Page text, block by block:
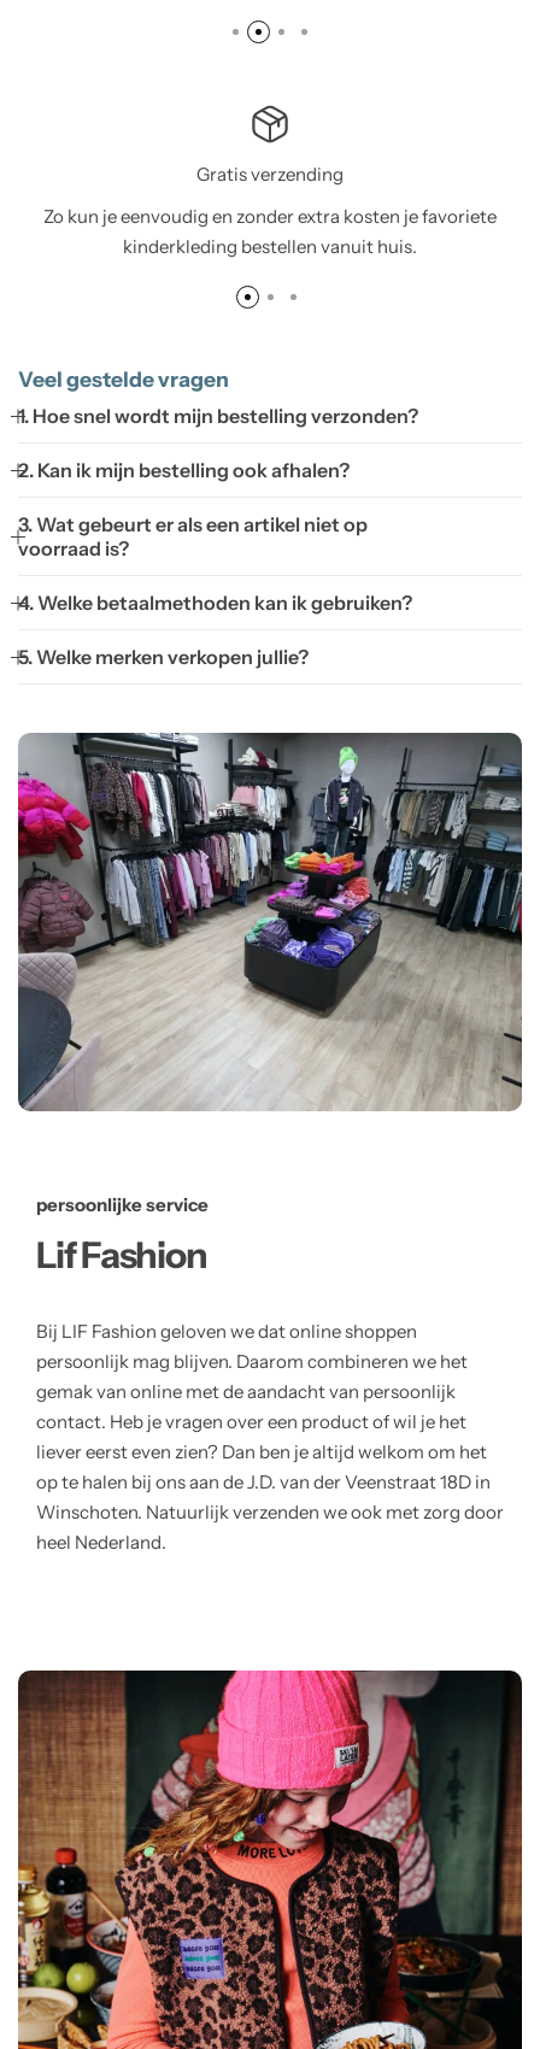
Gratis verzending
Zo kun je eenvoudig en zonder extra kosten je favoriete
kinderkleding bestellen vanuit huis.
Veel gestelde vragen
1. Hoe snel wordt mijn bestelling verzonden?
2. Kan ik mijn bestelling ook afhalen?
3. Wat gebeurt er als een artikel niet op
voorraad is?
4. Welke betaalmethoden kan ik gebruiken?
5. Welke merken verkopen jullie?
persoonlijke service
Lif Fashion
Bij LIF Fashion geloven we dat online shoppen
persoonlijk mag blijven. Daarom combineren we het
gemak van online met de aandacht van persoonlijk
contact. Heb je vragen over een product of wil je het
liever eerst even zien? Dan ben je altijd welkom om het
op te halen bij ons aan de J.D. van der Veenstraat 18D in
Winschoten. Natuurlijk verzenden we ook met zorg door
heel Nederland.